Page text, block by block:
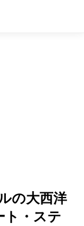
の大西洋
ト・ステ